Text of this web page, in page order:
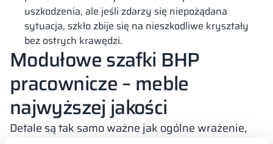
uszkodzenia, ale jeśli zdarzy się niepożądana
sytuacja, szkło zbije się na nieszkodliwe kryształy
bez ostrych krawędzi.
Modułowe szafki BHP
pracownicze – meble
najwyższej jakości
Detale są tak samo ważne jak ogólne wrażenie,